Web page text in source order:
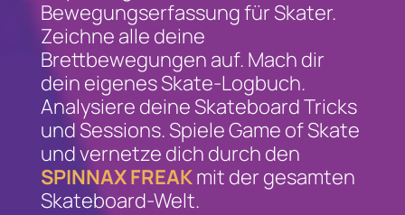
Bewegungserfassung für Skater.
Zeichne alle deine
Brettbewegungen auf. Mach dir
dein eigenes Skate-Logbuch.
Analysiere deine Skateboard Tricks
und Sessions. Spiele Game of Skate
und vernetze dich durch den
SPINNAX FREAKmit der gesamten
Skateboard-Welt.